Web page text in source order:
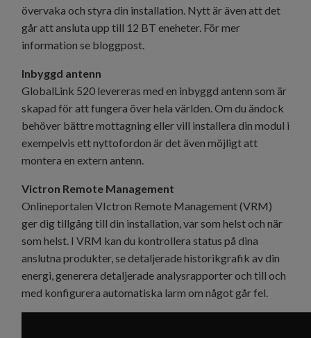
övervaka och styra din installation. Nytt är även att det
går att ansluta upp till 12 BT eneheter. För mer
information se bloggpost.
Inbyggd antenn
GlobalLink 520 levereras med en inbyggd antenn som är
skapad för att fungera över hela världen. Om du ändock
behöver bättre mottagning eller vill installera din modul i
exempelvis ett nyttofordon är det även möjligt att
montera en extern antenn.
Victron Remote Management
Onlineportalen VIctron Remote Management (VRM)
ger dig tillgång till din installation, var som helst och när
som helst. I VRM kan du kontrollera status på dina
anslutna produkter, se detaljerade historikgrafik av din
energi, generera detaljerade analysrapporter och till och
med konfigurera automatiska larm om något går fel.